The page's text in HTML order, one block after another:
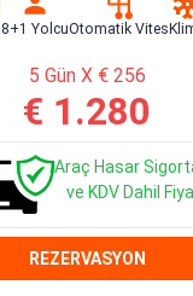
8+1 YolcuOtomatik Vites
5 Gün X € 256
€ 1.280
Araç Hasar
ve KDV Dahil
REZERVASYON